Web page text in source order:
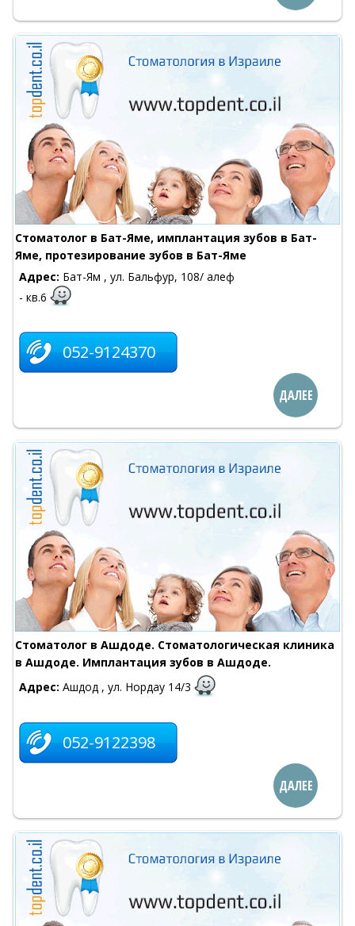
Cтоматолог в Бат-Яме, имплантация зубов в Бат-
Яме, протезирование зубов в Бат-Яме
Адрес: Бат-Ям , ул. Бальфур, 108/ алеф
- кв.6
052-9124370
ДАЛЕЕ
Стоматолог в Ашдоде. Стоматологическая клиника
в Ашдоде. Имплантация зубов в Ашдоде.
Адрес: Ашдод , ул. Нордау 14/3
052-9122398
ДАЛЕЕ